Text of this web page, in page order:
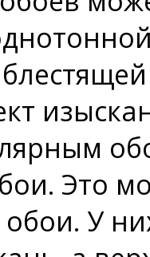
Это
У